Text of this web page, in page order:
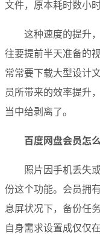
文件，原本耗时数小
这种速度的提升
往要提前半天准备的
常常要下载大型设计
员所带来的效率提升
当中给剥离了。
百度网盘会员怎
照片因手机丢失
份这个功能。会员拥
息屏状况下，备份任
自身需求设置成仅仅